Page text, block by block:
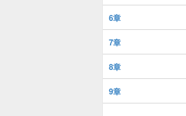
6章
7章
8章
9章